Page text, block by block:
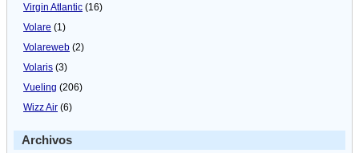
Virgin Atlantic (16)
Volare (1)
Volareweb (2)
Volaris (3)
Vueling (206)
Wizz Air (6)
Archivos